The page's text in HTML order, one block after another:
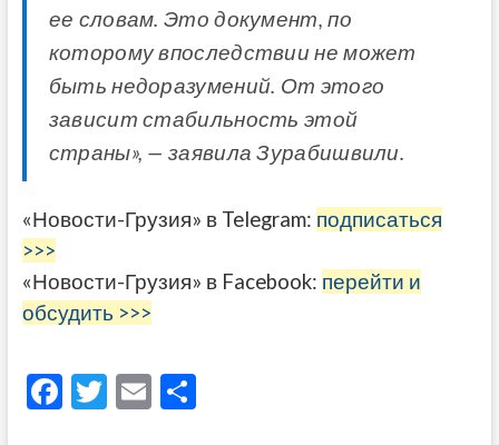
ее словам. Это документ, по
которому впоследствии не может
быть недоразумений. От этого
зависит стабильность этой
страны», — заявила Зурабишвили.
«Новости-Грузия» в Telegram: подписаться
>>>
«Новости-Грузия» в Facebook: перейти и
обсудить >>>
F T E О